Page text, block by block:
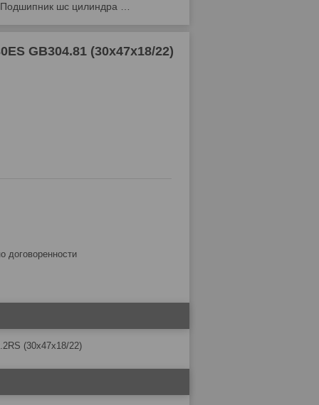
Подшипник шс цилиндра наклона cpcd15 ge30es gb304.81 (30х47х18/22)
GB304.81 (30х47х18/22)
договоренности
.2RS (30х47х18/22)